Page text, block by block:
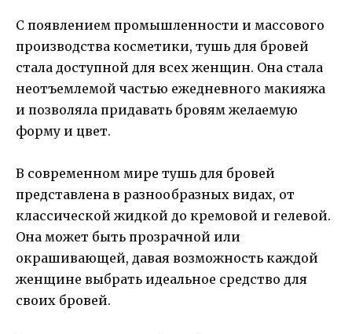
С появлением промышленности и массового
производства косметики, тушь для бровей
стала доступной для всех женщин. Она стала
неотъемлемой частью ежедневного макияжа
и позволяла придавать бровям желаемую
форму и цвет.
В современном мире тушь для бровей
представлена в разнообразных видах, от
классической жидкой до кремовой и гелевой.
Она может быть прозрачной или
окрашивающей, давая возможность каждой
женщине выбрать идеальное средство для
своих бровей.